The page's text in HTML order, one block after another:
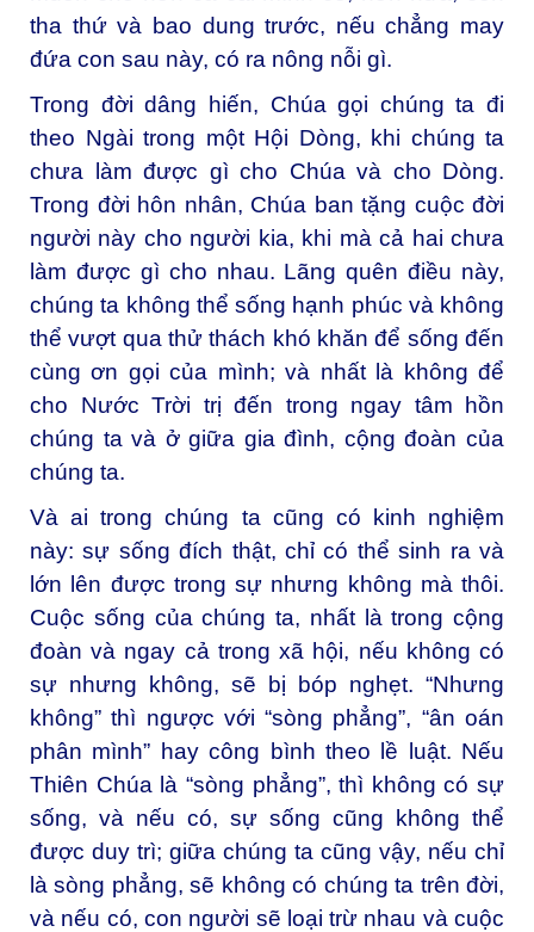
tha thứ và bao dung trước, nếu chẳng may
đứa con sau này, có ra nông nỗi gì.
Trong đời dâng hiến, Chúa gọi chúng ta đi
theo Ngài trong một Hội Dòng, khi chúng ta
chưa làm được gì cho Chúa và cho Dòng.
Trong đời hôn nhân, Chúa ban tặng cuộc đời
người này cho người kia, khi mà cả hai chưa
làm được gì cho nhau. Lãng quên điều này,
chúng ta không thể sống hạnh phúc và không
thể vượt qua thử thách khó khăn để sống đến
cùng ơn gọi của mình; và nhất là không để
cho Nước Trời trị đến trong ngay tâm hồn
chúng ta và ở giữa gia đình, cộng đoàn của
chúng ta.
Và ai trong chúng ta cũng có kinh nghiệm
này: sự sống đích thật, chỉ có thể sinh ra và
lớn lên được trong sự nhưng không mà thôi.
Cuộc sống của chúng ta, nhất là trong cộng
đoàn và ngay cả trong xã hội, nếu không có
sự nhưng không, sẽ bị bóp nghẹt. “Nhưng
không” thì ngược với “sòng phẳng”, “ân oán
phân mình” hay công bình theo lề luật. Nếu
Thiên Chúa là “sòng phẳng”, thì không có sự
sống, và nếu có, sự sống cũng không thể
được duy trì; giữa chúng ta cũng vậy, nếu chỉ
là sòng phẳng, sẽ không có chúng ta trên đời,
và nếu có, con người sẽ loại trừ nhau và cuộc